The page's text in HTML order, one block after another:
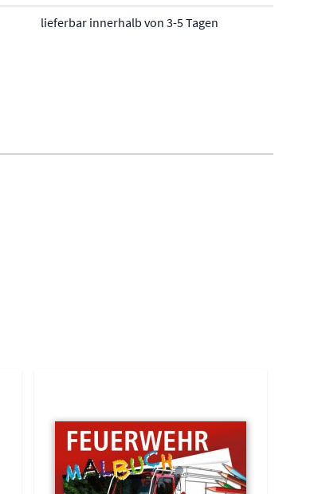
lieferbar innerhalb von 3-5 Tagen